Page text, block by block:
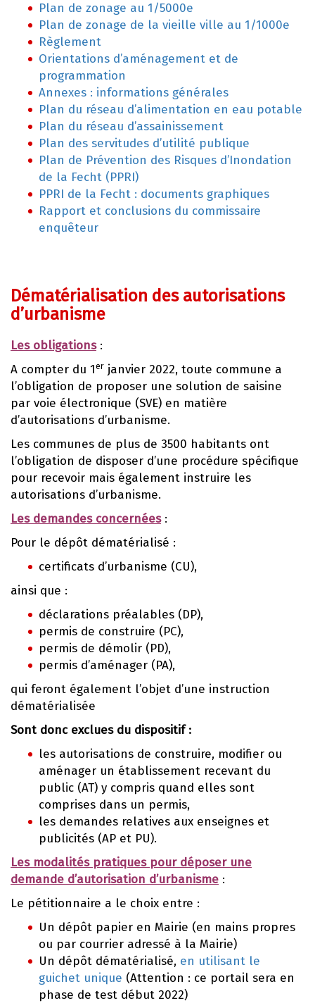
Plan de zonage au 1/5000e
Plan de zonage de la vieille ville au 1/1000e
Règlement
Orientations d’aménagement et de
programmation
Annexes : informations générales
Plan du réseau d’alimentation en eau potable
Plan du réseau d’assainissement
Plan des servitudes d’utilité publique
Plan de Prévention des Risques d’Inondation
de la Fecht (PPRI)
PPRI de la Fecht : documents graphiques
Rapport et conclusions du commissaire
enquêteur
Dématérialisation des autorisations
d’urbanisme
Les obligations:
A compter du 1er janvier 2022, toute commune a
l’obligation de proposer une solution de saisine
par voie électronique (SVE) en matière
d’autorisations d’urbanisme.
Les communes de plus de 3500 habitants ont
l’obligation de disposer d’une procédure spécifique
pour recevoir mais également instruire les
autorisations d’urbanisme.
Les demandes concernées:
Pour le dépôt dématérialisé :
certificats d’urbanisme (CU),
ainsi que :
déclarations préalables (DP),
permis de construire (PC),
permis de démolir (PD),
permis d’aménager (PA),
qui feront également l’objet d’une instruction
dématérialisée
Sont donc exclues du dispositif :
les autorisations de construire, modifier ou
aménager un établissement recevant du
public (AT) y compris quand elles sont
comprises dans un permis,
les demandes relatives aux enseignes et
publicités (AP et PU).
Les modalités pratiques pour déposer une
demande d’autorisation d’urbanisme :
Le pétitionnaire a le choix entre :
Un dépôt papier en Mairie (en mains propres
ou par courrier adressé à la Mairie)
Un dépôt dématérialisé, en utilisant le
guichet unique (Attention : ce portail sera en
phase de test début 2022)